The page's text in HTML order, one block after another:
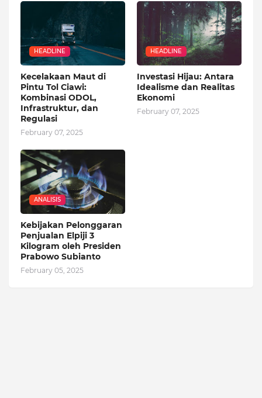
HEADLINE
Kecelakaan Maut di
Pintu Tol Ciawi:
Kombinasi ODOL,
Infrastruktur, dan
Regulasi
February 07, 2025
HEADLINE
Investasi Hijau: Antara
Idealisme dan Realitas
Ekonomi
February 07, 2025
ANALISIS
Kebijakan Pelonggaran
Penjualan Elpiji 3
Kilogram oleh Presiden
Prabowo Subianto
February 05, 2025